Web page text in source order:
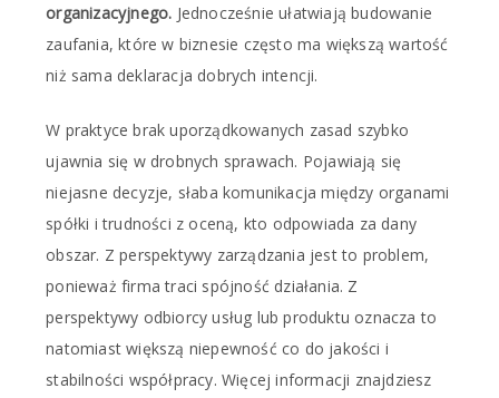
organizacyjnego. Jednocześnie ułatwiają budowanie
zaufania, które w biznesie często ma większą wartość
niż sama deklaracja dobrych intencji.
W praktyce brak uporządkowanych zasad szybko
ujawnia się w drobnych sprawach. Pojawiają się
niejasne decyzje, słaba komunikacja między organami
spółki i trudności z oceną, kto odpowiada za dany
obszar. Z perspektywy zarządzania jest to problem,
ponieważ firma traci spójność działania. Z
perspektywy odbiorcy usług lub produktu oznacza to
natomiast większą niepewność co do jakości i
stabilności współpracy. Więcej informacji znajdziesz